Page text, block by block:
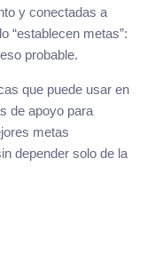
y conectadas a
“establecen metas”:
probable.
que puede usar en
de apoyo para
metas
depender solo de la